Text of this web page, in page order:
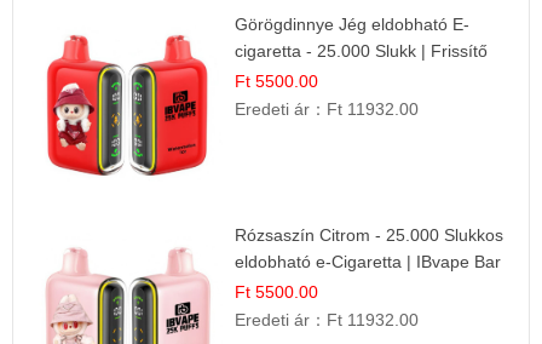
Görögdinnye Jég eldobható E-
cigaretta - 25.000 Slukk | Frissítő
Nyári Íz
Ft 5500.00
Eredeti ár： Ft 11932.00
Rózsaszín Citrom - 25.000 Slukkos
eldobható e-Cigaretta | IBvape Bar
Ft 5500.00
Eredeti ár： Ft 11932.00